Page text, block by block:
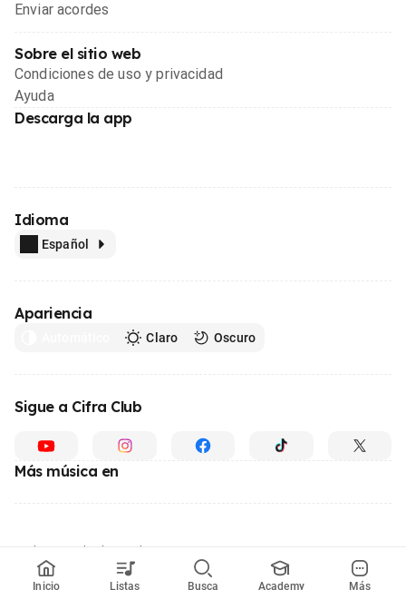
Inicio Listas Busca Academy Más
Enviar acordes
Sobre el sitio web
Condiciones de uso y privacidad
Ayuda
Descarga la app
Idioma
Español
Apariencia
Claro Oscuro
Sigue a Cifra Club
Más música en
© 1996 - 2026, el mayor sitio web de educación musical de Latinoamérica